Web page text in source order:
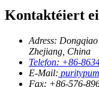
Kontaktéiert
Adress:
Zhejiang, China
Telefon: +86-
E-Mail:
Fax: +86-576-